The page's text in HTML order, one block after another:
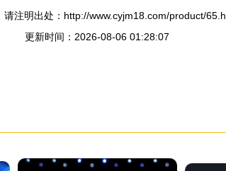
请注明出处：http://www.cyjm18.com/product/
更新时间：2026-08-06 01:28:07